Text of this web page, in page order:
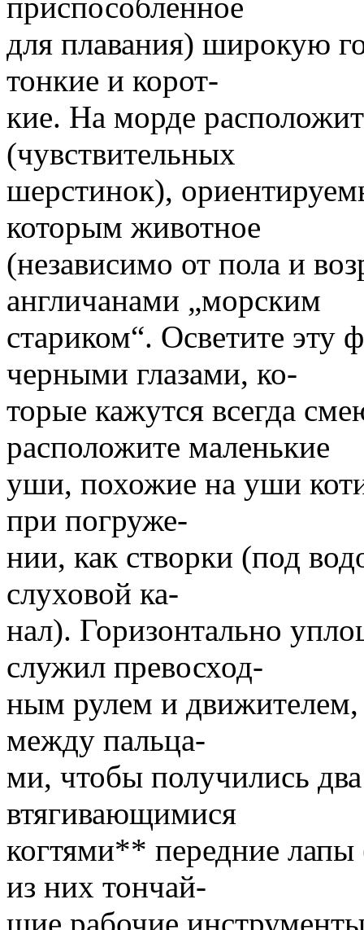
для плавания) широкую
тонкие и корот-
кие. На морде
(чувствительных
шерстинок),
которым животное
(независимо от пола и
англичанами „морским
стариком“. Осветите
черными глазами, ко-
торые кажутся всегда
расположите маленькие
уши, похожие на уши
при погруже-
нии, как створки (под
слуховой ка-
нал). Горизонтально
служил превосход-
ным рулем и движителем,
между пальца-
ми, чтобы получились
втягивающимися
когтями** передние лапы
из них тончай-
шие рабочие